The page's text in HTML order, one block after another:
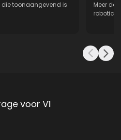
toonaangevend is
Meer
voor V1